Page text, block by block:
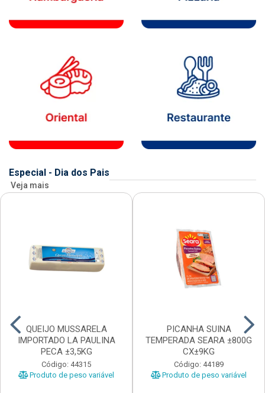
Especial - Dia dos Pais
Veja mais
QUEIJO MUSSARELA
IMPORTADO LA PAULINA
PECA ±3,5KG
Código: 44315
Produto de peso variável
PICANHA SUINA
TEMPERADA SEARA ±800G
CX±9KG
Código: 44189
Produto de peso variável